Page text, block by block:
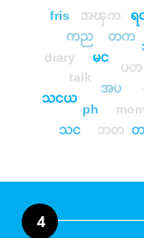
ပတ
တက
အပ
မင
အၾက
mom
ph
talk
ကည
ဘတ
သင
သငယ
diary
fris
4